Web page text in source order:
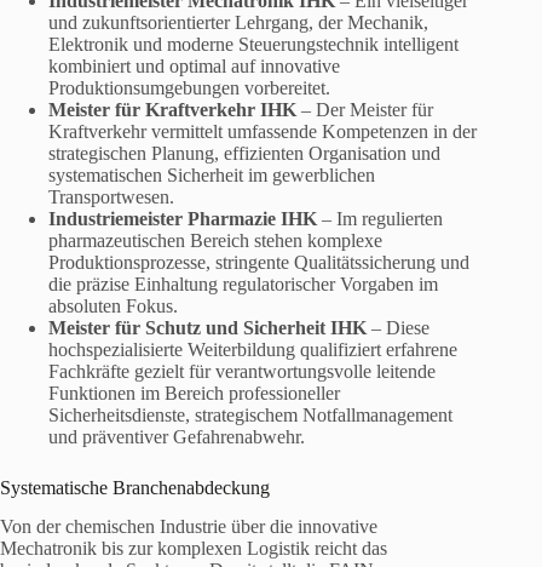
und zukunftsorientierter Lehrgang, der Mechanik,
Elektronik und moderne Steuerungstechnik intelligent
kombiniert und optimal auf innovative
Produktionsumgebungen vorbereitet.
Meister für Kraftverkehr IHK – Der Meister für
Kraftverkehr vermittelt umfassende Kompetenzen in der
strategischen Planung, effizienten Organisation und
systematischen Sicherheit im gewerblichen
Transportwesen.
Industriemeister Pharmazie IHK – Im regulierten
pharmazeutischen Bereich stehen komplexe
Produktionsprozesse, stringente Qualitätssicherung und
die präzise Einhaltung regulatorischer Vorgaben im
absoluten Fokus.
Meister für Schutz und Sicherheit IHK – Diese
hochspezialisierte Weiterbildung qualifiziert erfahrene
Fachkräfte gezielt für verantwortungsvolle leitende
Funktionen im Bereich professioneller
Sicherheitsdienste, strategischem Notfallmanagement
und präventiver Gefahrenabwehr.
Systematische Branchenabdeckung
Von der chemischen Industrie über die innovative
Mechatronik bis zur komplexen Logistik reicht das